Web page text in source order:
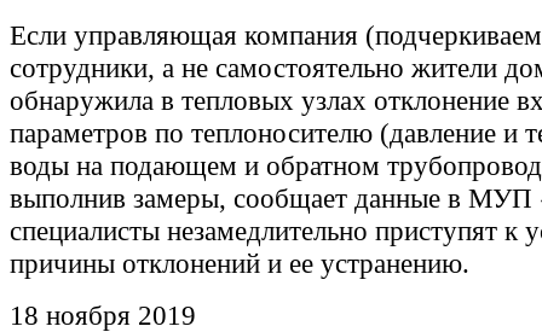
Если управляющая компания
сотрудники, а не самостоятельно жители
обнаружила в тепловых узлах отклонение
параметров по теплоносителю (давление и
воды на подающем и обратном
выполнив замеры, сообщает данные в
специалисты незамедлительно приступят к
причины отклонений и ее устранению.
18 ноября 2019